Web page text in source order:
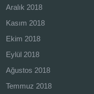
Aralık 2018
Kasım 2018
Ekim 2018
Eylül 2018
Ağustos 2018
Temmuz 2018